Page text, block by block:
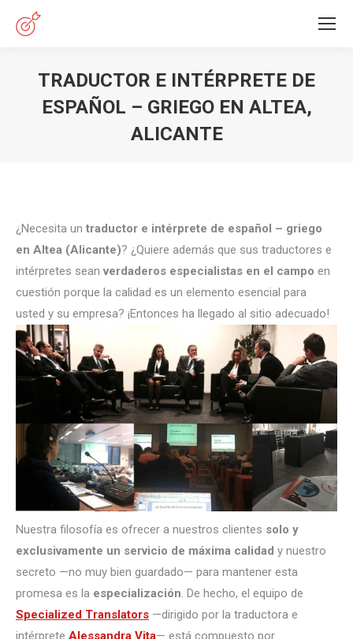
TRADUCTOR E INTÉRPRETE DE
ESPAÑOL – GRIEGO EN ALTEA,
ALICANTE
¿Necesita un traductor e intérprete de español – griego
en Altea (Alicante)? ¿Quiere además que sus traductores e
intérpretes sean verdaderos especialistas en el campo en
cuestión porque la calidad es un elemento esencial para
usted y su empresa? ¡Entonces ha llegado al sitio adecuado!
Nuestra filosofía es ofrecer a nuestros clientes solo y
exclusivamente un servicio de máxima calidad y nuestro
secreto —no muy bien guardado— para mantener esta
promesa es la especialización. De hecho, el equipo de
Specialized Translators —dirigido por la traductora e
intérprete Alessandra Vita— está compuesto por